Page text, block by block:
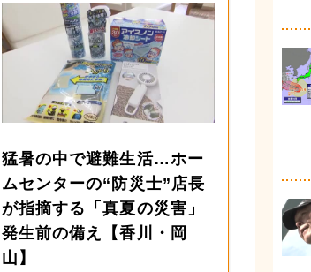
猛暑の中で避難生活…ホー
ムセンターの“防災士”店長
が指摘する「真夏の災害」
発生前の備え【香川・岡
山】